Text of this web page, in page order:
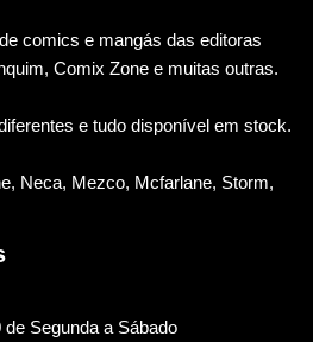
comics e mangás das editoras
Comix Zone e muitas outras.
e tudo disponível em stock.
Neca, Mezco, Mcfarlane, Storm,
Segunda a Sábado